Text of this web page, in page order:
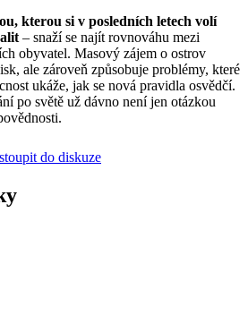
kterou si v posledních letech volí
– snaží se najít rovnováhu mezi
obyvatel. Masový zájem o ostrov
ale zároveň způsobuje problémy, které
ukáže, jak se nová pravidla osvědčí.
po světě už dávno není jen otázkou
do diskuze